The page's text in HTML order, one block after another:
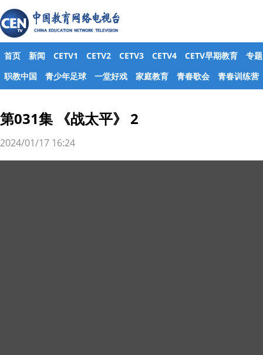
首页 新闻 CETV1 CETV2 CETV3 CETV4 CETV早期教育
专题
职教中国
青少年足球 一堂好戏 家庭教育 青春歌会 青春训练营
第031集 《战太平》 2
2024/01/17 16:24